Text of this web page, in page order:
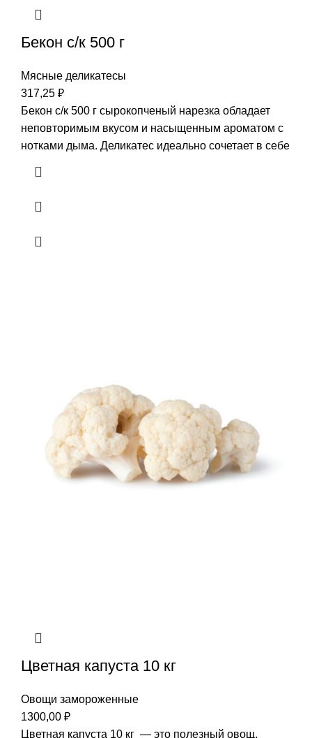
Бекон с/к 500 г
Мясные деликатесы
317,25 ₽
Бекон с/к 500 г сырокопченый нарезка обладает
неповторимым вкусом и насыщенным ароматом с
нотками дыма. Деликатес идеально сочетает в себе
Цветная капуста 10 кг
Овощи замороженные
1300,00 ₽
Цветная капуста 10 кг — это полезный овощ,